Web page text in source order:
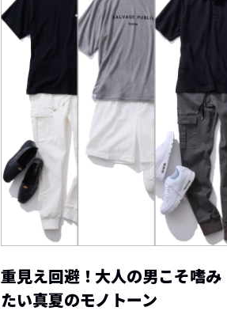
重見え回避！大人の男こそ嗜み
たい真夏のモノトーン